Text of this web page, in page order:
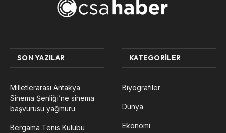
SON YAZILAR
Milletlerarası Antakya
Sinema Şenliği’ne sinema
başvurusu yağmuru
Bergama Tenis Kulübü
KATEGORILER
Biyografiler
Dünya
Ekonomi